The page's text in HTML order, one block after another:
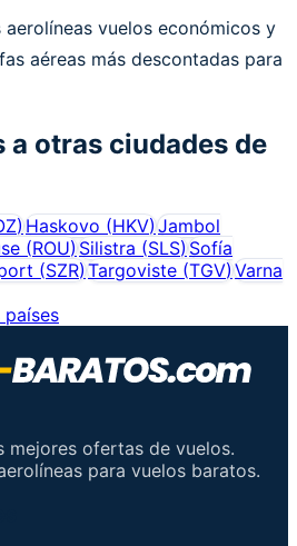
aerolíneas vuelos económicos y
aéreas más descontadas para
a otras ciudades de
)Haskovo (HKV)Jambol
(ROU) Silistra (SLS) Sofía
(SZR) Targoviste (TGV) Varna
mejores ofertas de vuelos.
para vuelos baratos.